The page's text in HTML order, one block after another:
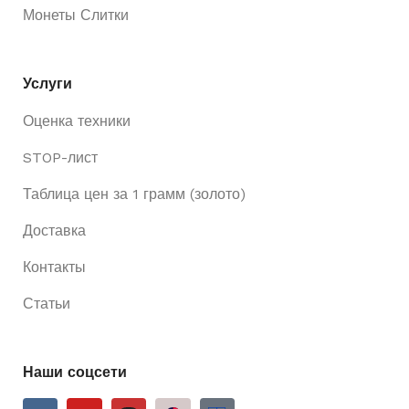
Монеты Слитки
Услуги
Оценка техники
STOP-лист
Таблица цен за 1 грамм (золото)
Доставка
Контакты
Статьи
Наши соцсети